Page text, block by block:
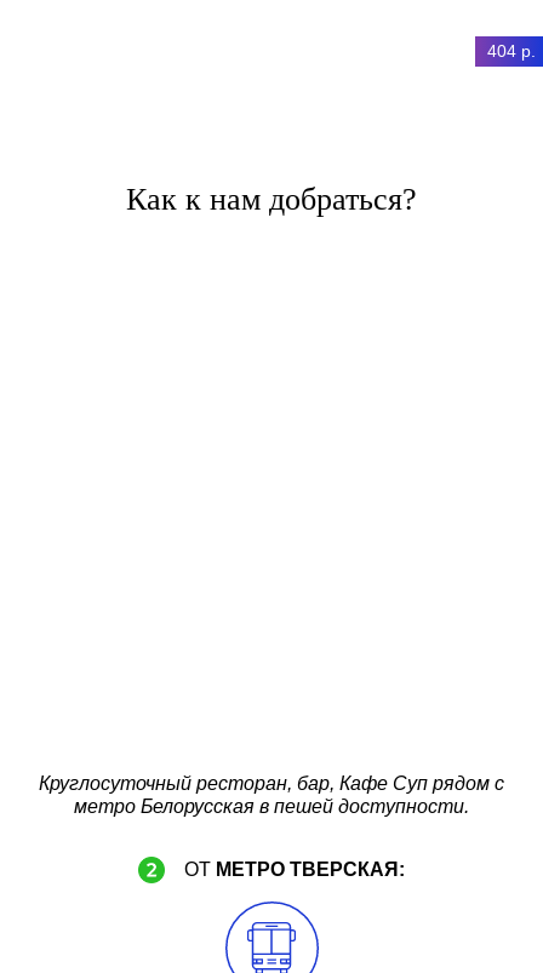
404 р.
Как к нам добраться?
Круглосуточный ресторан, бар, Кафе Суп рядом с
метро Белорусская в пешей доступности.
ОТ МЕТРО ТВЕРСКАЯ: